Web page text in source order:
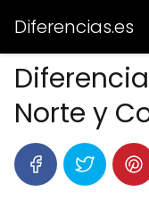
Diferencias.es
Norte y